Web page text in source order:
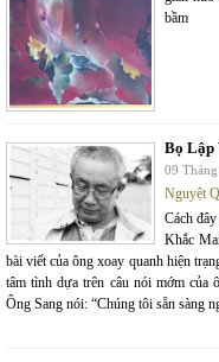
bầm
Bọ Lập
09
Nguyệt
Cách
Khắc
bài viết của ông xoay quanh hiện
tâm tình dựa trên câu nói mớm
Ông Sang nói: “Chúng tôi sẵn sàng